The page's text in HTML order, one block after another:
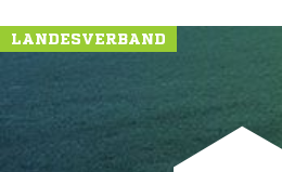
LANDESVERBAND